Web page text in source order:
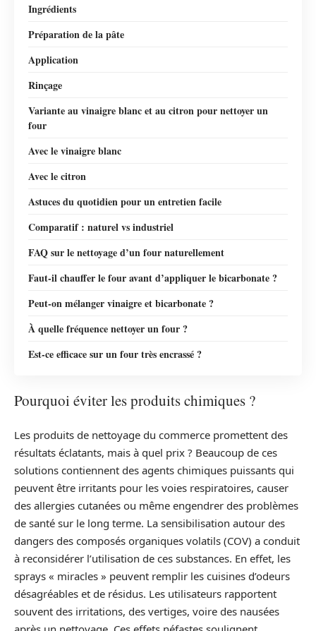
Ingrédients
Préparation de la pâte
Application
Rinçage
Variante au vinaigre blanc et au citron pour nettoyer un
four
Avec le vinaigre blanc
Avec le citron
Astuces du quotidien pour un entretien facile
Comparatif : naturel vs industriel
FAQ sur le nettoyage d’un four naturellement
Faut-il chauffer le four avant d’appliquer le bicarbonate ?
Peut-on mélanger vinaigre et bicarbonate ?
À quelle fréquence nettoyer un four ?
Est-ce efficace sur un four très encrassé ?
Pourquoi éviter les produits chimiques ?
Les produits de nettoyage du commerce promettent des
résultats éclatants, mais à quel prix ? Beaucoup de ces
solutions contiennent des agents chimiques puissants qui
peuvent être irritants pour les voies respiratoires, causer
des allergies cutanées ou même engendrer des problèmes
de santé sur le long terme. La sensibilisation autour des
dangers des composés organiques volatils (COV) a conduit
à reconsidérer l’utilisation de ces substances. En effet, les
sprays « miracles » peuvent remplir les cuisines d’odeurs
désagréables et de résidus. Les utilisateurs rapportent
souvent des irritations, des vertiges, voire des nausées